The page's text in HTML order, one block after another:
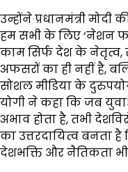
उन्होंने प्रधानमंत्री
हम सभी के लिए ‘नेशन
काम सिर्फ देश के नेतृत्व,
अफसरों का ही नहीं है,
सोशल मीडिया के
योगी ने कहा कि जब युवाओं
अभाव होता है, तभी
का उत्तरदायित्व बनता
देशभक्ति और नैतिकता भी